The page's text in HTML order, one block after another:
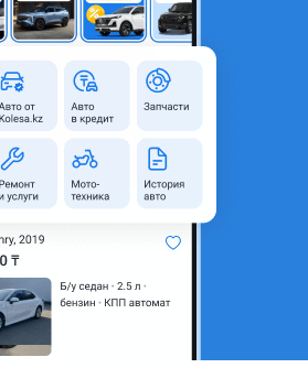
в архиве и может быть
Алматы, Алматинская
2009 - 2014 6 поколение (YF)
Седан